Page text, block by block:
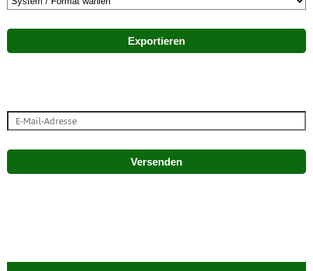
Exportieren
Versenden